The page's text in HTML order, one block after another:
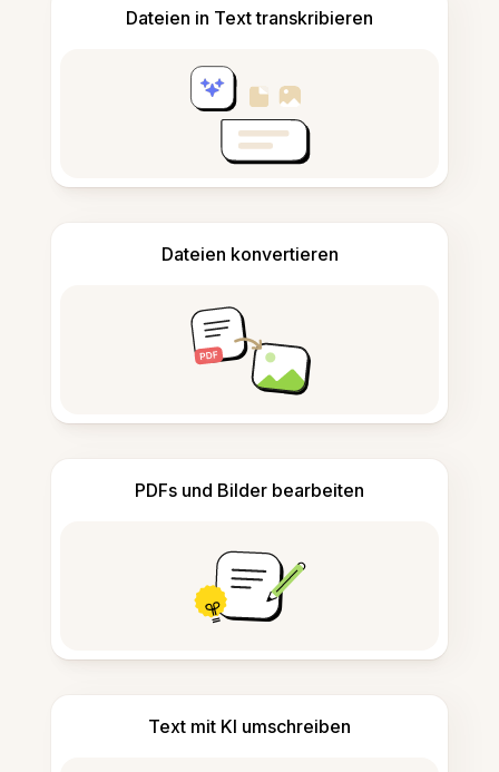
Dateien in Text transkribieren
Dateien konvertieren
PDFs und Bilder bearbeiten
Text mit KI umschreiben